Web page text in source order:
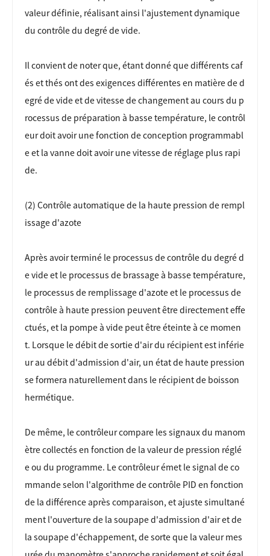
valeur définie, réalisant ainsi l'ajustement dynamique
du contrôle du degré de vide.
Il convient de noter que, étant donné que différents caf
és et thés ont des exigences différentes en matière de d
egré de vide et de vitesse de changement au cours du p
rocessus de préparation à basse température, le contrôl
eur doit avoir une fonction de conception programmabl
e et la vanne doit avoir une vitesse de réglage plus rapi
de.
(2) Contrôle automatique de la haute pression de rempl
issage d'azote
Après avoir terminé le processus de contrôle du degré d
e vide et le processus de brassage à basse température,
le processus de remplissage d'azote et le processus de
contrôle à haute pression peuvent être directement effe
ctués, et la pompe à vide peut être éteinte à ce momen
t. Lorsque le débit de sortie d'air du récipient est inférie
ur au débit d'admission d'air, un état de haute pression
se formera naturellement dans le récipient de boisson
hermétique.
De même, le contrôleur compare les signaux du manom
ètre collectés en fonction de la valeur de pression réglé
e ou du programme. Le contrôleur émet le signal de co
mmande selon l'algorithme de contrôle PID en fonction
de la différence après comparaison, et ajuste simultané
ment l'ouverture de la soupape d'admission d'air et de
la soupape d'échappement, de sorte que la valeur mes